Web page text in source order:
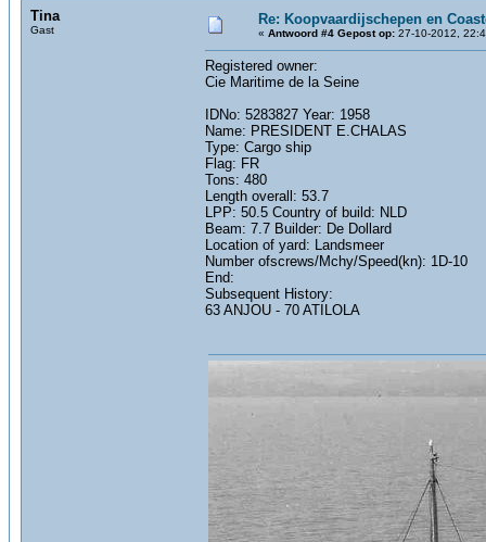
Tina
Gast
Re: Koopvaardijschepen en
« Antwoord #4 Gepost op: 27-10-2012,
Registered owner:
Cie Maritime de la Seine
IDNo: 5283827 Year: 1958
Name: PRESIDENT E.CHALAS
Type: Cargo ship
Flag: FR
Tons: 480
Length overall: 53.7
LPP: 50.5 Country of build: NLD
Beam: 7.7 Builder: De Dollard
Location of yard: Landsmeer
Number ofscrews/Mchy/Speed(kn): 1D-10
End:
Subsequent History:
63 ANJOU - 70 ATILOLA